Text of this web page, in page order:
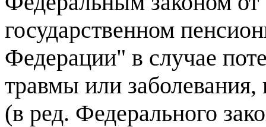
государственном
Федерации" в случае
травмы или
(в ред. Федерального